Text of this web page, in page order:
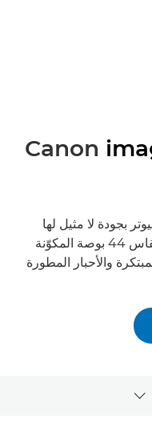
Canon
بجودة لا مثيل لها
باستخدام طابعة التنسيقات الكبيرة مقاس 44 بوصة المكوّنة
المبتكرة والأحبار المطورة
Toggle breadcrumbs